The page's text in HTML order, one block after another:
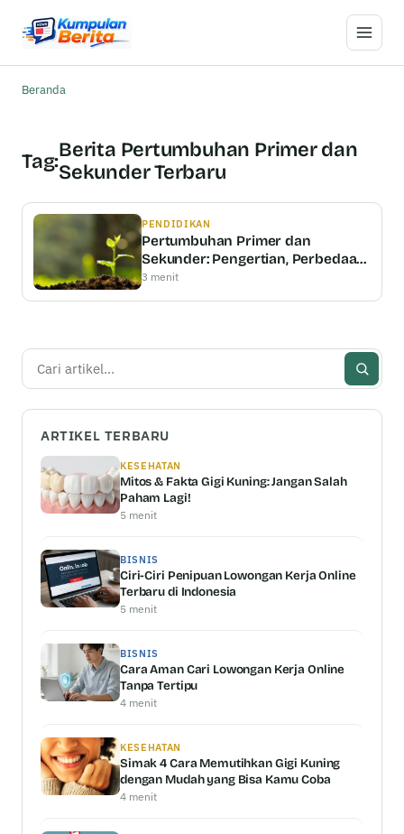
Buka
Beranda
Tag:Berita Pertumbuhan Primer dan
Sekunder Terbaru
PENDIDIKAN
Pertumbuhan Primer dan
Sekunder: Pengertian, Perbedaan
& Persamaan
3 menit
Cari
ARTIKEL TERBARU
KESEHATAN
Mitos & Fakta Gigi Kuning: Jangan Salah
Paham Lagi!
5 menit
BISNIS
Ciri-Ciri Penipuan Lowongan Kerja Online
Terbaru di Indonesia
5 menit
BISNIS
Cara Aman Cari Lowongan Kerja Online
Tanpa Tertipu
4 menit
KESEHATAN
Simak 4 Cara Memutihkan Gigi Kuning
dengan Mudah yang Bisa Kamu Coba
4 menit